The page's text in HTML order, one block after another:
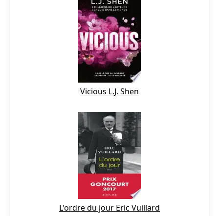
Vicious L.J. Shen
L'ordre du jour Eric Vuillard